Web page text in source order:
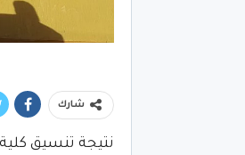
شارك